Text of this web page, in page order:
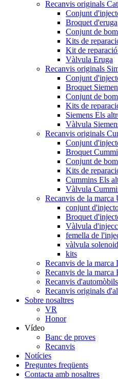
Recanvis originals
Conjunt
Broquet d'eruga
Conjunt de
Kits de
Kit de
Vàlvula Eruga
Recanvis originals
Conjunt
Broquet
Conjunt de
Kits de
Siemens Els
Vàlvula
Recanvis originals
Conjunt
Broquet
Conjunt de
Kits de
Cummins Els
Vàlvula
Recanvis de la marca
conjunt
Broquet
Vàlvula
femella de
vàlvula
kits
Recanvis de la marca
Recanvis de la marca
Recanvis
Recanvis originals
Sobre nosaltres
VR
Honor
Vídeo
Banc de proves
Recanvis
Notícies
Preguntes freqüents
Contacta amb nosaltres